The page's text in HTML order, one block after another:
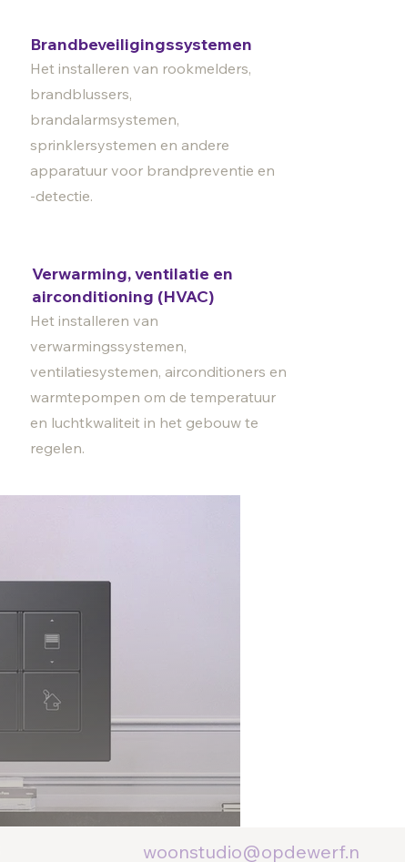
Brandbeveiligingssystemen
Het installeren van rookmelders,
brandblussers,
brandalarmsystemen,
sprinklersystemen en andere
apparatuur voor brandpreventie en
-detectie.
Verwarming, ventilatie en
airconditioning (HVAC)
Het installeren van
verwarmingssystemen,
ventilatiesystemen, airconditioners en
warmtepompen om de temperatuur
en luchtkwaliteit in het gebouw te
regelen.
woonstudio@opdewerf.n